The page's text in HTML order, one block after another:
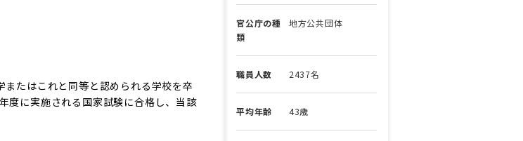
たはこれと同等と認められる学校を卒
度に実施される国家試験に合格し、当該
官公庁の種
類
地方公共団体
職員人数 2437名
平均年齢 43歳